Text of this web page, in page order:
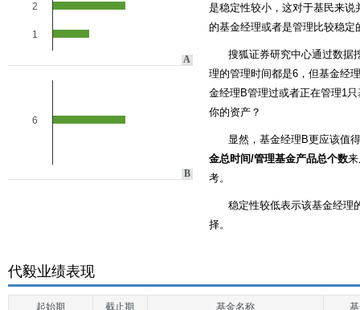
2
1
A
6
B
是稳定性较小，这对于基民来
的基金经理或者是管理比较稳
搜狐证券研究中心通过数据
理的管理时间都是6，但基金经
金经理B管理过或者正在管理1
你的资产？
显然，基金经理B更应该值
金总时间/管理基金产品总个数
考。
稳定性较低表示该基金经理
择。
代毅业绩表现
起始期 截止期 基金名称